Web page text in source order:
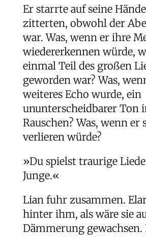
Er starrte auf seine
zitterten, obwohl der
war. Was, wenn er ihre
wiedererkennen würde,
einmal Teil des großen
geworden war? Was,
weiteres Echo wurde, ein
ununterscheidbarer Ton
Rauschen? Was, wenn
verlieren würde?
»Du spielst traurige
Junge.«
Lian fuhr zusammen.
hinter ihm, als wäre sie
Dämmerung